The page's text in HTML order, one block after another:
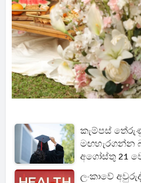
කැම්පස්
මඟහැරගන්න
අගෝස්තු 21
ලංකාවේ